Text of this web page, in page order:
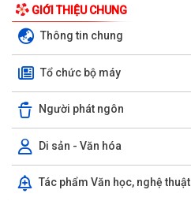
GIỚI THIỆU CHUNG
Thông tin chung
Tổ chức bộ máy
Người phát ngôn
Di sản - Văn hóa
Tác phẩm Văn học, nghệ thuật